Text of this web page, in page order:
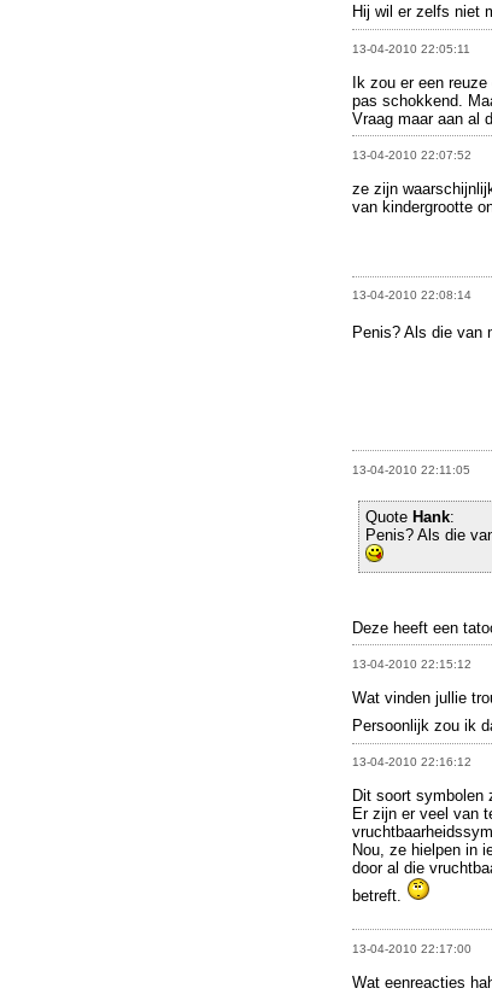
Hij wil er zelfs niet
13-04-2010 22:05:11
Ik zou er een
pas schokkend.
Vraag maar aan al
13-04-2010 22:07:52
ze zijn
van kindergrootte
13-04-2010 22:08:14
Penis? Als die van
13-04-2010 22:11:05
Quote Hank:
Penis? Als die
Deze heeft een
13-04-2010 22:15:12
Wat vinden jullie
Persoonlijk zou ik
13-04-2010 22:16:12
Dit soort symbolen
Er zijn er veel van
Nou, ze hielpen in
door al die
betreft.
13-04-2010 22:17:00
Wat eenreacties